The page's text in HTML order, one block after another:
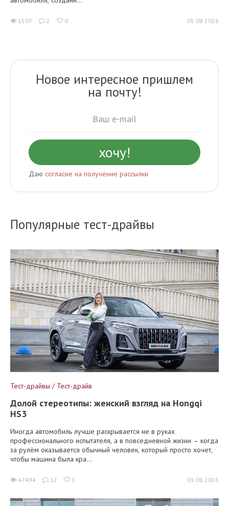
1507 2 0 05.08.2026
Новое интересное пришлем
на почту!
Даю согласие на получение рассылки
Популярные тест-драйвы
Тест-драйвы / Тест-драйв
Долой стереотипы: женский взгляд на Hongqi
HS3
Иногда автомобиль лучше раскрывается не в руках
профессионального испытателя, а в повседневной жизни – когда
за рулём оказывается обычный человек, который просто хочет,
чтобы машина была кра...
47494 12 1 01.06.2026